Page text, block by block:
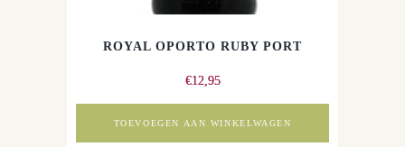
ROYAL OPORTO RUBY PORT
€12,95
TOEVOEGEN AAN WINKELWAGEN